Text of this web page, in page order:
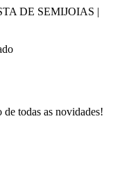
DE SEMIJOIAS |
todas as novidades!